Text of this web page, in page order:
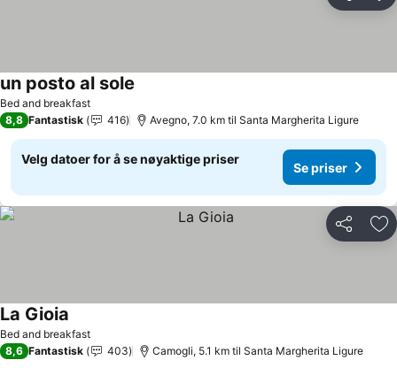
Bed and breakfast
un posto al sole
8,8 Fantastisk 416 Avegno, 7.0 km til Santa Margherita Ligure
Velg datoer for å se nøyaktige priser
Se priser
Del
Bed and breakfast
La Gioia
8,6 Fantastisk 403 Camogli, 5.1 km til Santa Margherita Ligure